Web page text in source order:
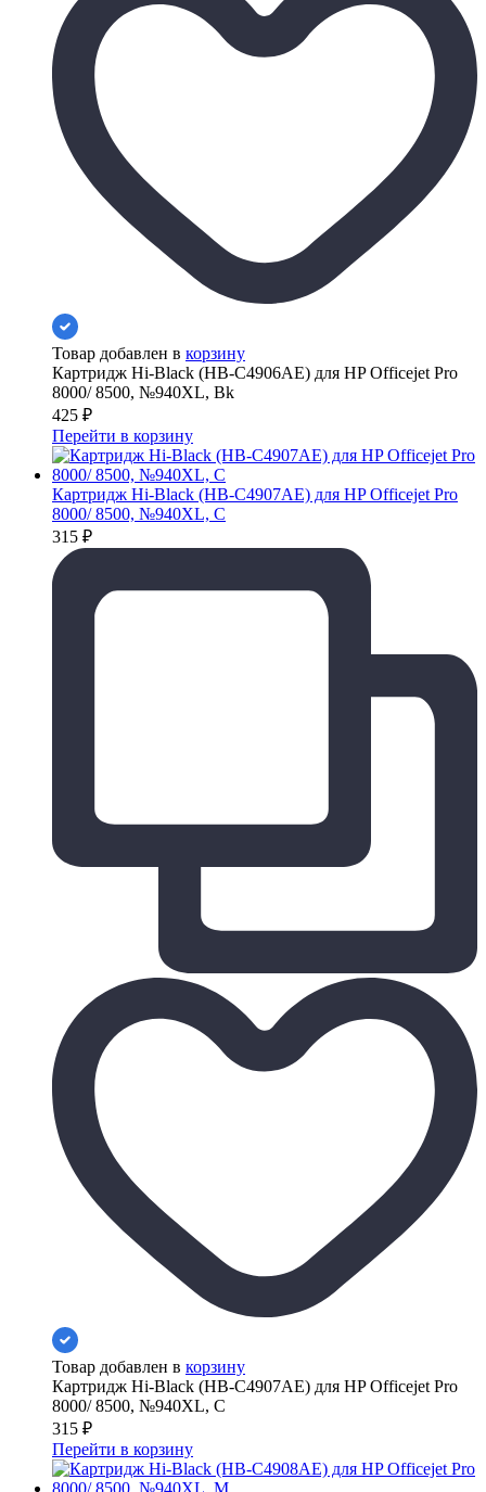
Товар добавлен в корзину
Картридж Hi-Black (HB-C4906AE) для HP Officejet Pro
8000/ 8500, №940XL, Bk
425 ₽
Перейти в корзину
Картридж Hi-Black (HB-C4907AE) для HP Officejet Pro
8000/ 8500, №940XL, C
315 ₽
Товар добавлен в корзину
Картридж Hi-Black (HB-C4907AE) для HP Officejet Pro
8000/ 8500, №940XL, C
315 ₽
Перейти в корзину